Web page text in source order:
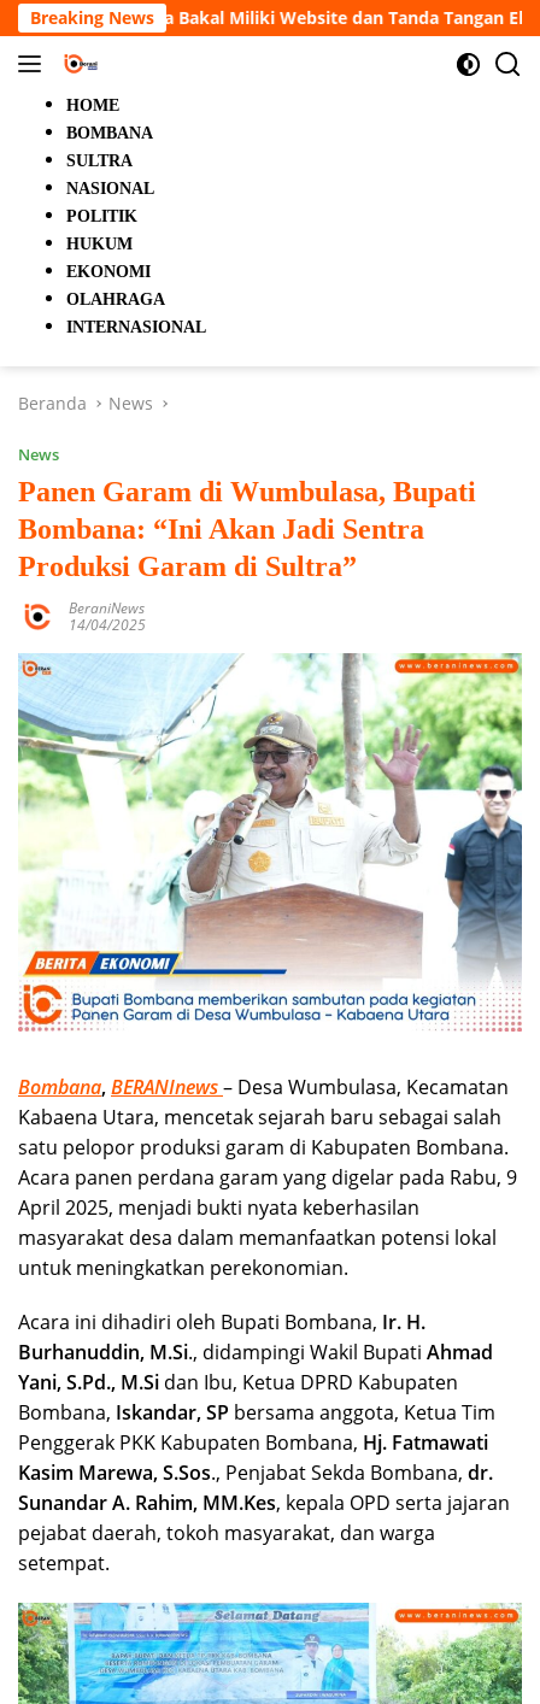
Langsung
ke
konten
Breaking News
dan Tanda Tangan Elektronik 5 Orang Tewas
HOME
BOMBANA
SULTRA
NASIONAL
POLITIK
HUKUM
EKONOMI
OLAHRAGA
INTERNASIONAL
Beranda News
News
Panen Garam di Wumbulasa, Bupati
Bombana: “Ini Akan Jadi Sentra
Produksi Garam di Sultra”
BeraniNews
14/04/2025
Bombana,BERANInews– Desa Wumbulasa, Kecamatan
Kabaena Utara, mencetak sejarah baru sebagai salah
satu pelopor produksi garam di Kabupaten Bombana.
Acara panen perdana garam yang digelar pada Rabu, 9
April 2025, menjadi bukti nyata keberhasilan
masyarakat desa dalam memanfaatkan potensi lokal
untuk meningkatkan perekonomian.
Acara ini dihadiri oleh Bupati Bombana, Ir. H.
Burhanuddin, M.Si., didampingi Wakil Bupati Ahmad
Yani, S.Pd., M.Si dan Ibu, Ketua DPRD Kabupaten
Bombana, Iskandar, SP bersama anggota, Ketua Tim
Penggerak PKK Kabupaten Bombana, Hj. Fatmawati
Kasim Marewa, S.Sos., Penjabat Sekda Bombana, dr.
Sunandar A. Rahim, MM.Kes, kepala OPD serta jajaran
pejabat daerah, tokoh masyarakat, dan warga
setempat.